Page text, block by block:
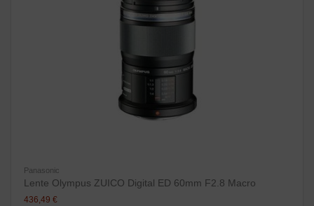
Panasonic
Lente Olympus ZUICO Digital ED 60mm F2.8 Macro
436,49 €